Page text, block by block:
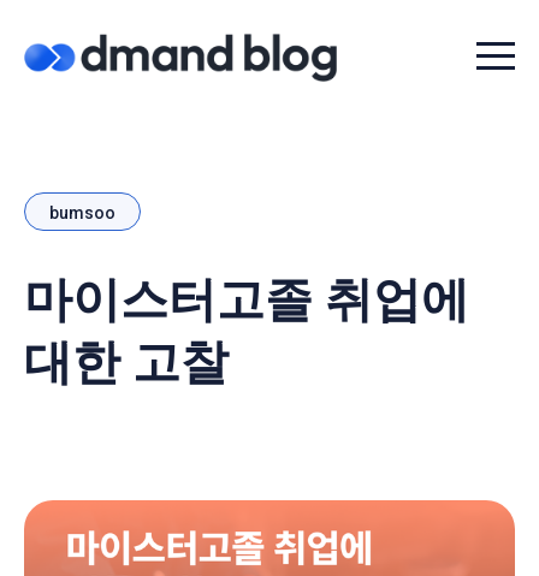
Menu
bumsoo
마이스터고졸 취업에
대한 고찰